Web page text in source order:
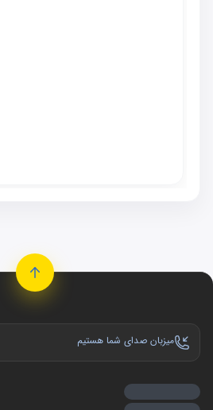
میزبان صدای شما هستیم